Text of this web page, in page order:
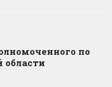
по
области